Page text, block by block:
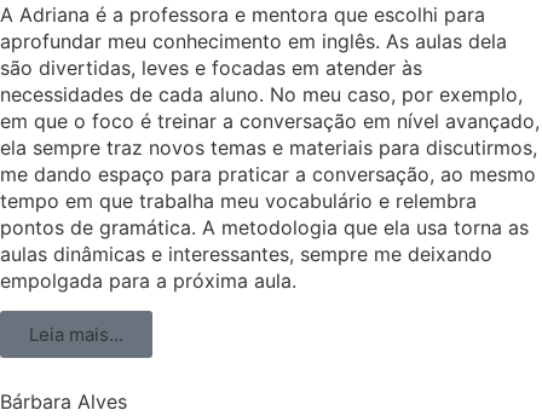
A Adriana é a professora e mentora que escolhi para
aprofundar meu conhecimento em inglês. As aulas dela
são divertidas, leves e focadas em atender às
necessidades de cada aluno. No meu caso, por exemplo,
em que o foco é treinar a conversação em nível avançado,
ela sempre traz novos temas e materiais para discutirmos,
me dando espaço para praticar a conversação, ao mesmo
tempo em que trabalha meu vocabulário e relembra
pontos de gramática. A metodologia que ela usa torna as
aulas dinâmicas e interessantes, sempre me deixando
empolgada para a próxima aula.
Leia mais...
Bárbara Alves